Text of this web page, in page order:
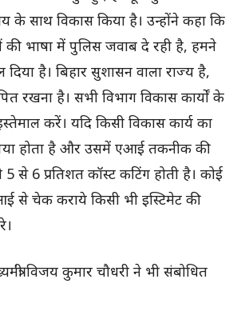
के साथ विकास किया है। उन्होंने कहा कि
की भाषा में पुलिस जवाब दे रही है, हमने
है। बिहार सुशासन वाला राज्य है,
रखना है। सभी विभाग विकास कार्यों के
करें। यदि किसी विकास कार्य का
होता है और उसमें एआई तकनीक की
से 6 प्रतिशत कॉस्ट कटिंग होती है। कोई
से चेक कराये किसी भी इस्टिमेट की
विजय कुमार चौधरी ने भी संबोधित